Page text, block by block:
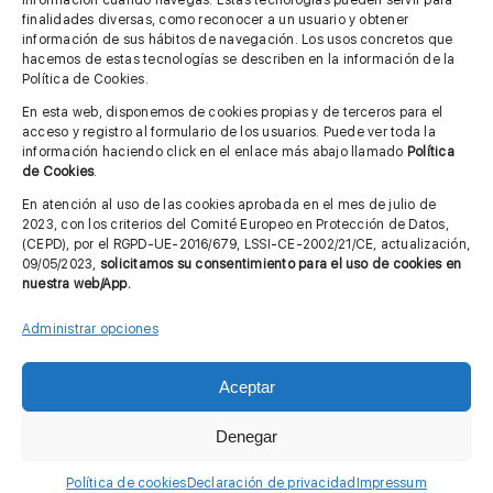
finalidades diversas, como reconocer a un usuario y obtener
información de sus hábitos de navegación. Los usos concretos que
hacemos de estas tecnologías se describen en la información de la
Política de Cookies.
En esta web, disponemos de cookies propias y de terceros para el
acceso y registro al formulario de los usuarios. Puede ver toda la
información haciendo click en el enlace más abajo llamado Política
de Cookies.
En atención al uso de las cookies aprobada en el mes de julio de
2023, con los criterios del Comité Europeo en Protección de Datos,
(CEPD), por el RGPD-UE-2016/679, LSSI-CE-2002/21/CE, actualización,
09/05/2023, solicitamos su consentimiento para el uso de cookies en
nuestra web/App.
Administrar opciones
Aceptar
Denegar
Política de cookies Declaración de privacidad Impressum
MÁS INFORMACIÓN
Aviso legal
Política de privacidad
Cita previa FAGA
© Copyright 2012 - 2026 |Diseño web: Taller Empresarial 2.0